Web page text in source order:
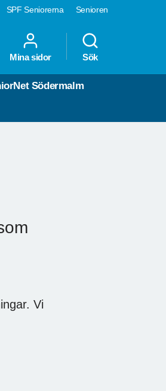
SPF Seniorerna Senioren
Mina sidor Sök
Södermalm
Vi